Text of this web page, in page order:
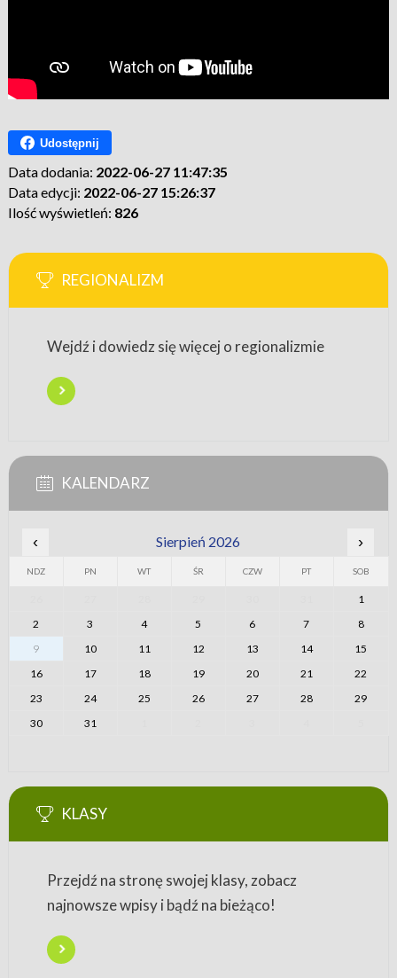
Udostępnij
Data dodania: 2022-06-27 11:47:35
Data edycji: 2022-06-27 15:26:37
Ilość wyświetleń: 826
REGIONALIZM
Wejdź i dowiedz się więcej o regionalizmie
KALENDARZ
‹ Sierpień 2026 ›
NDZ PN WT ŚR CZW PT SOB
1
2
3 4 5 6 7
8
9
10 11 12 13 14
15
16
17 18 19 20 21
22
23
24 25 26 27 28
29
30
31
KLASY
Przejdź na stronę swojej klasy, zobacz
najnowsze wpisy i bądź na bieżąco!